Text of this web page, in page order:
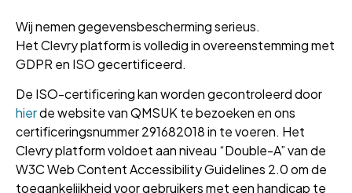
Wij nemen gegevensbescherming serieus.
Het Clevry platform is volledig in overeenstemming met
GDPR en ISO gecertificeerd.
De ISO-certificering kan worden gecontroleerd door
hierde website van QMSUK te bezoeken en ons
certificeringsnummer 291682018 in te voeren. Het
Clevry platform voldoet aan niveau “Double-A” van de
W3C Web Content Accessibility Guidelines 2.0 om de
toegankelijkheid voor gebruikers met een handicap te